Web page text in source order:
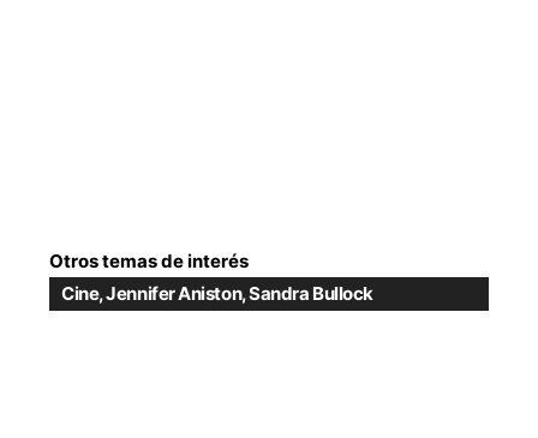
Otros temas de interés
Cine,Jennifer Aniston,Sandra Bullock